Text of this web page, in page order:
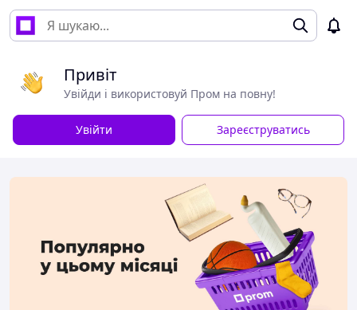
Привіт
Увійди і використовуй Пром на повну!
Увійти Зареєструватись